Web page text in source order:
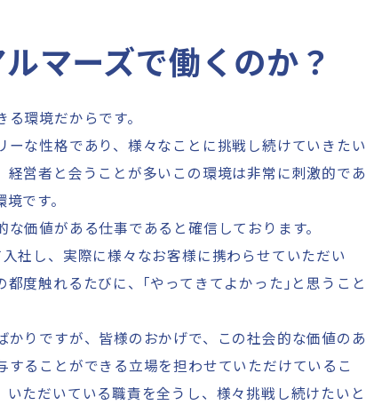
マーズで働くのか？
環境だからです。
ーな性格であり、様々なことに挑戦し続けていきたい
経営者と会うことが多いこの環境は非常に刺激的であ
です。
な価値がある仕事であると確信しております。
社し、実際に様々なお客様に携わらせていただい
度触れるたびに、
「やってきてよかった 」 と思うこと
かりですが、皆様のおかげで、この社会的な価値のあ
することができる立場を担わせていただけているこ
いただいている職責を全うし、様々挑戦し続けたいと